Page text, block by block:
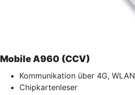
Mobile A960 (CCV)
Kommunikation über 4G, WLAN
Chipkartenleser